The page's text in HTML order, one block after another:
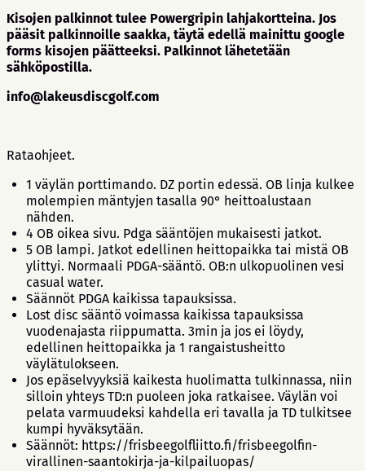
Kisojen palkinnot tulee Powergripin lahjakortteina. Jos
pääsit palkinnoille saakka, täytä edellä mainittu google
forms kisojen päätteeksi. Palkinnot lähetetään
sähköpostilla.
info@lakeusdiscgolf.com
Rataohjeet.
1 väylän porttimando. DZ portin edessä. OB linja kulkee
molempien mäntyjen tasalla 90° heittoalustaan
nähden.
4 OB oikea sivu. Pdga sääntöjen mukaisesti jatkot.
5 OB lampi. Jatkot edellinen heittopaikka tai mistä OB
ylittyi. Normaali PDGA-sääntö. OB:n ulkopuolinen vesi
casual water.
Säännöt PDGA kaikissa tapauksissa.
Lost disc sääntö voimassa kaikissa tapauksissa
vuodenajasta riippumatta. 3min ja jos ei löydy,
edellinen heittopaikka ja 1 rangaistusheitto
väylätulokseen.
Jos epäselvyyksiä kaikesta huolimatta tulkinnassa, niin
silloin yhteys TD:n puoleen joka ratkaisee. Väylän voi
pelata varmuudeksi kahdella eri tavalla ja TD tulkitsee
kumpi hyväksytään.
Säännöt: https://frisbeegolfliitto.fi/frisbeegolfin-
virallinen-saantokirja-ja-kilpailuopas/